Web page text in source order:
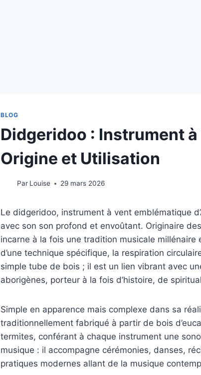
BLOG
Didgeridoo : Instrument
Origine et Utilisation
Par Louise 29 mars 2026
Le didgeridoo, instrument à vent emblématique
avec son son profond et envoûtant. Originaire
incarne à la fois une tradition musicale millénaire
d’une technique spécifique, la respiration
simple tube de bois ; il est un lien vibrant avec
aborigènes, porteur à la fois d’histoire, de
Simple en apparence mais complexe dans sa
traditionnellement fabriqué à partir de bois
termites, conférant à chaque instrument une
musique : il accompagne cérémonies, danses,
pratiques modernes allant de la musique